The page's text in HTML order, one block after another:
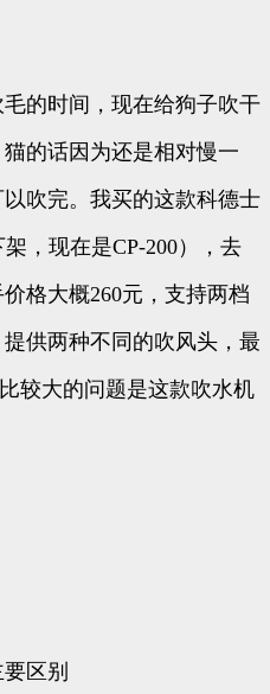
的时间，现在给狗子吹干
的话因为还是相对慢一
吹完。我买的这款科德士
，现在是CP-200），去
格大概260元，支持两档
供两种不同的吹风头，最
较大的问题是这款吹水机
区别